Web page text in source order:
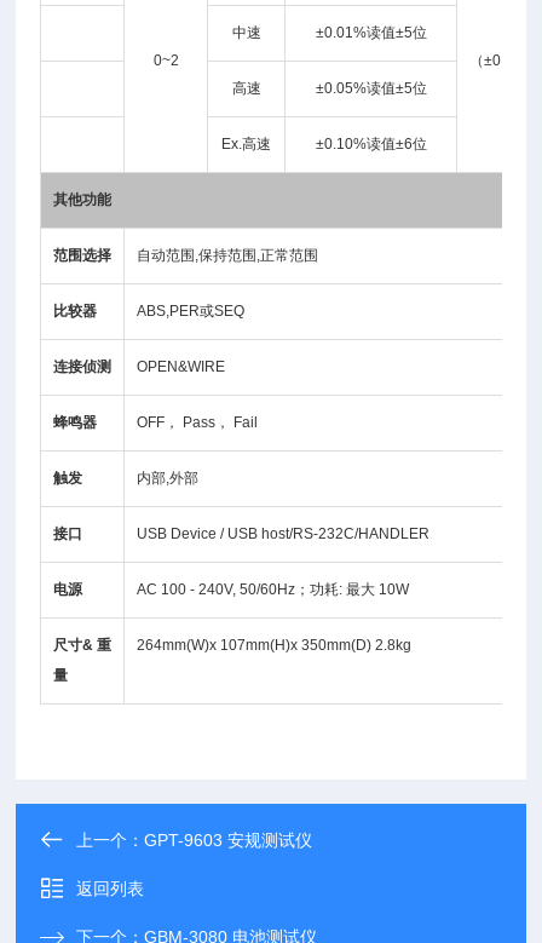
0~2 （
中速 ±0.01%读值±5位
高速 ±0.05%读值±5位
Ex.高速 ±0.10%读值±6位
其他功能
范围选择 自动范围,保持范围,正常范围
比较器 ABS,PER或SEQ
连接侦测 OPEN&WIRE
蜂鸣器 OFF， Pass， Fail
触发 内部,外部
接口 USB Device / USB host/RS-232C/HANDLER
电源 AC 100 - 240V, 50/60Hz；功耗: 最大 10W
尺寸& 重
量
264mm(W)x 107mm(H)x 350mm(D) 2.8kg
上一个：GPT-9603 安规测试仪
返回列表
下一个：GBM-3080 电池测试仪